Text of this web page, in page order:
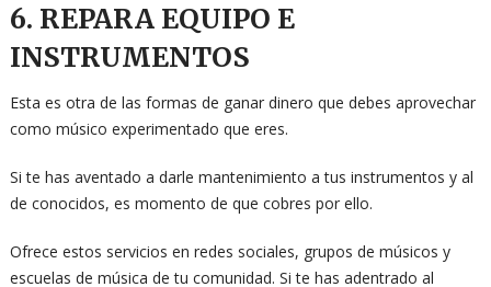
6. REPARA EQUIPO E
INSTRUMENTOS
Esta es otra de las formas de ganar dinero que debes aprovechar
como músico experimentado que eres.
Si te has aventado a darle mantenimiento a tus instrumentos y al
de conocidos, es momento de que cobres por ello.
Ofrece estos servicios en redes sociales, grupos de músicos y
escuelas de música de tu comunidad. Si te has adentrado al